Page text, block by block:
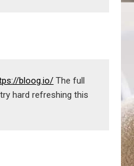
bloog.io/ The full
hard refreshing this